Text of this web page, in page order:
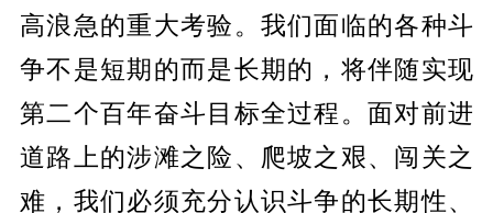
高浪急的重大考验。我们面临的各种斗
争不是短期的而是长期的，将伴随实现
第二个百年奋斗目标全过程。面对前进
道路上的涉滩之险、爬坡之艰、闯关之
难，我们必须充分认识斗争的长期性、